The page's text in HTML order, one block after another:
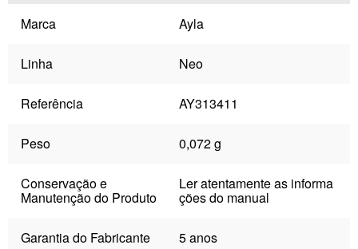
Marca
Ayla
Linha Neo
Referência AY313411
Peso 0,072 g
Conservação e
Manutenção do Produto
Ler atentamente as informa
ções do manual
Garantia do Fabricante 5 anos